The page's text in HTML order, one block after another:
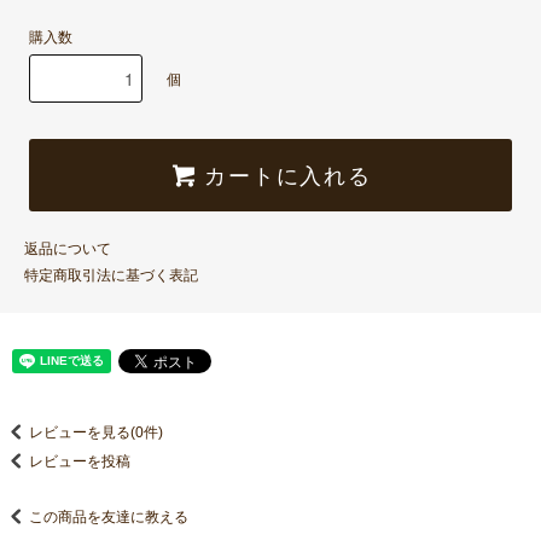
購入数
個
カートに入れる
返品について
特定商取引法に基づく表記
レビューを見る(0件)
レビューを投稿
この商品を友達に教える